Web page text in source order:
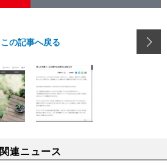
この記事へ戻る
関連ニュース